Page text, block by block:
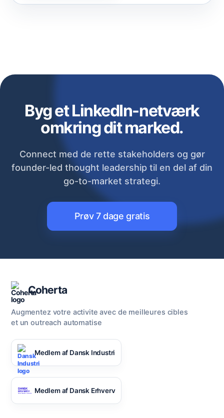
Byg et LinkedIn-netværk
omkring dit marked.
Connect med de rette stakeholders og gør
founder-led thought leadership til en del af din
go-to-market strategi.
Prøv 7 dage gratis
Coherta
Augmentez votre activite avec de meilleures cibles
et un outreach automatise
Medlem af Dansk Industri
Medlem af Dansk Erhverv